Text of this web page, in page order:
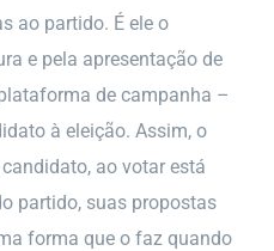
ao partido. É ele o
e pela apresentação de
de campanha –
à eleição. Assim, o
ao votar está
partido, suas propostas
forma que o faz quando